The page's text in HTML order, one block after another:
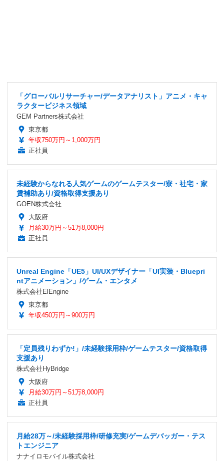
「グローバルリサーチャー/データアナリスト」アニメ・キャ
ラクタービジネス領域
GEM Partners株式会社
東京都
年収750万円～1,000万円
正社員
未経験からなれる人気ゲームのゲームテスター/寮・社宅・家
賃補助あり/資格取得支援あり
GOEN株式会社
大阪府
月給30万円～51万8,000円
正社員
Unreal Engine「UE5」UI/UXデザイナー「UI実装・Bluepri
ntアニメーション」/ゲーム・エンタメ
株式会社ElEngine
東京都
年収450万円～900万円
「定員残りわずか!」/未経験採用枠/ゲームテスター/資格取得
支援あり
株式会社HyBridge
大阪府
月給30万円～51万8,000円
正社員
月給28万～/未経験採用枠/研修充実/ゲームデバッガー・テス
トエンジニア
ナナイロモバイル株式会社